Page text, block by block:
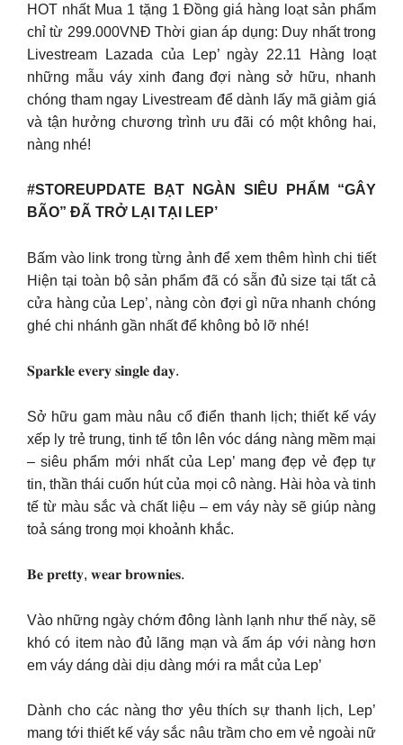
HOT nhất Mua 1 tặng 1 Đồng giá hàng loạt sản phẩm
chỉ từ 299.000VNĐ Thời gian áp dụng: Duy nhất trong
Livestream Lazada của Lep’ ngày 22.11 Hàng loạt
những mẫu váy xinh đang đợi nàng sở hữu, nhanh
chóng tham ngay Livestream để dành lấy mã giảm giá
và tận hưởng chương trình ưu đãi có một không hai,
nàng nhé!
#STOREUPDATE BẠT NGÀN SIÊU PHẨM “GÂY
BÃO” ĐÃ TRỞ LẠI TẠI LEP’
Bấm vào link trong từng ảnh để xem thêm hình chi tiết
Hiện tại toàn bộ sản phẩm đã có sẵn đủ size tại tất cả
cửa hàng của Lep’, nàng còn đợi gì nữa nhanh chóng
ghé chi nhánh gần nhất để không bỏ lỡ nhé!
𝐒𝐩𝐚𝐫𝐤𝐥𝐞 𝐞𝐯𝐞𝐫𝐲 𝐬𝐢𝐧𝐠𝐥𝐞 𝐝𝐚𝐲.
Sở hữu gam màu nâu cổ điển thanh lịch; thiết kế váy
xếp ly trẻ trung, tinh tế tôn lên vóc dáng nàng mềm mại
– siêu phẩm mới nhất của Lep’ mang đẹp vẻ đẹp tự
tin, thần thái cuốn hút của mọi cô nàng. Hài hòa và tinh
tế từ màu sắc và chất liệu – em váy này sẽ giúp nàng
toả sáng trong mọi khoảnh khắc.
𝐁𝐞 𝐩𝐫𝐞𝐭𝐭𝐲, 𝐰𝐞𝐚𝐫 𝐛𝐫𝐨𝐰𝐧𝐢𝐞𝐬.
Vào những ngày chớm đông lành lạnh như thế này, sẽ
khó có item nào đủ lãng mạn và ấm áp với nàng hơn
em váy dáng dài dịu dàng mới ra mắt của Lep’
Dành cho các nàng thơ yêu thích sự thanh lịch, Lep’
mang tới thiết kế váy sắc nâu trầm cho em vẻ ngoài nữ